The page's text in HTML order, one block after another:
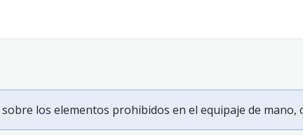
los elementos prohibidos en el equipaje de mano,